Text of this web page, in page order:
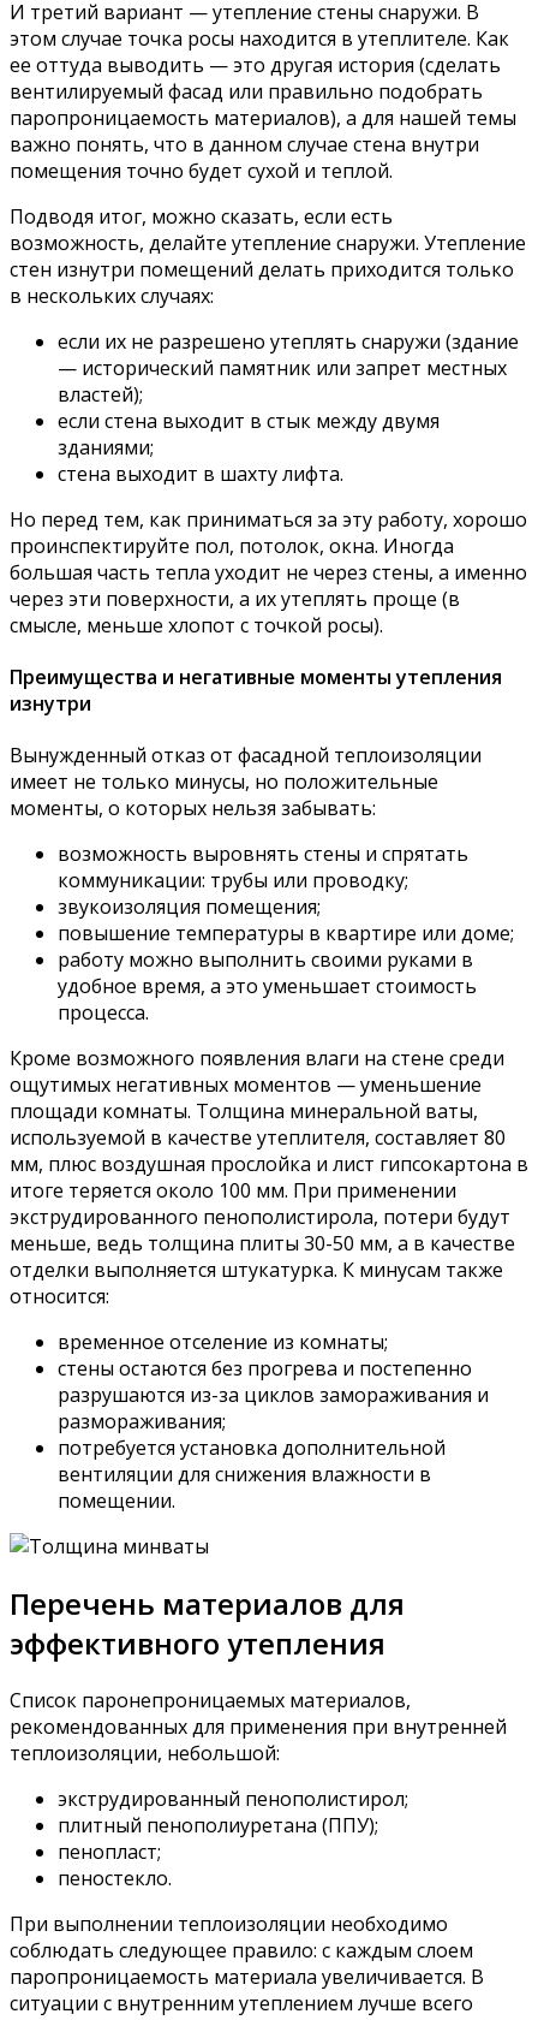
И третий вариант — утепление стены снаружи. В
этом случае точка росы находится в утеплителе. Как
ее оттуда выводить — это другая история (сделать
вентилируемый фасад или правильно подобрать
паропроницаемость материалов), а для нашей темы
важно понять, что в данном случае стена внутри
помещения точно будет сухой и теплой.
Подводя итог, можно сказать, если есть
возможность, делайте утепление снаружи. Утепление
стен изнутри помещений делать приходится только
в нескольких случаях:
если их не разрешено утеплять снаружи (здание
— исторический памятник или запрет местных
властей);
если стена выходит в стык между двумя
зданиями;
стена выходит в шахту лифта.
Но перед тем, как приниматься за эту работу, хорошо
проинспектируйте пол, потолок, окна. Иногда
большая часть тепла уходит не через стены, а именно
через эти поверхности, а их утеплять проще (в
смысле, меньше хлопот с точкой росы).
Преимущества и негативные моменты утепления
изнутри
Вынужденный отказ от фасадной теплоизоляции
имеет не только минусы, но положительные
моменты, о которых нельзя забывать:
возможность выровнять стены и спрятать
коммуникации: трубы или проводку;
звукоизоляция помещения;
повышение температуры в квартире или доме;
работу можно выполнить своими руками в
удобное время, а это уменьшает стоимость
процесса.
Кроме возможного появления влаги на стене среди
ощутимых негативных моментов — уменьшение
площади комнаты. Толщина минеральной ваты,
используемой в качестве утеплителя, составляет 80
мм, плюс воздушная прослойка и лист гипсокартона в
итоге теряется около 100 мм. При применении
экструдированного пенополистирола, потери будут
меньше, ведь толщина плиты 30-50 мм, а в качестве
отделки выполняется штукатурка. К минусам также
относится:
временное отселение из комнаты;
стены остаются без прогрева и постепенно
разрушаются из-за циклов замораживания и
размораживания;
потребуется установка дополнительной
вентиляции для снижения влажности в
помещении.
Перечень материалов для
эффективного утепления
Список паронепроницаемых материалов,
рекомендованных для применения при внутренней
теплоизоляции, небольшой:
экструдированный пенополистирол;
плитный пенополиуретана (ППУ);
пенопласт;
пеностекло.
При выполнении теплоизоляции необходимо
соблюдать следующее правило: с каждым слоем
паропроницаемость материала увеличивается. В
ситуации с внутренним утеплением лучше всего